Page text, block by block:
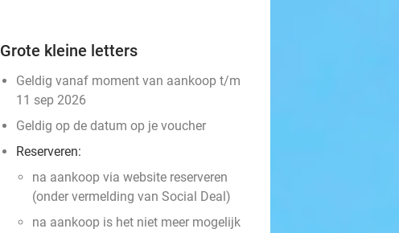
Grote kleine letters
Geldig vanaf moment van aankoop t/m
11 sep 2026
Geldig op de datum op je voucher
Reserveren:
na aankoop via website reserveren
(onder vermelding van Social Deal)
na aankoop is het niet meer mogelijk